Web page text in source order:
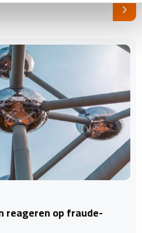
reageren op fraude-